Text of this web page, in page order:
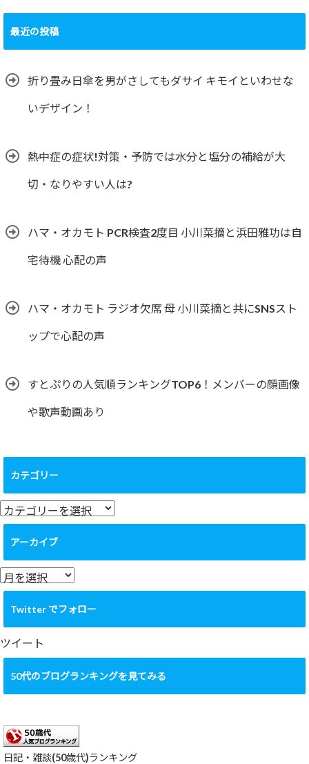
最近の投稿
折り畳み日傘を男がさしてもダサイ キモイといわせな
いデザイン！
熱中症の症状!対策・予防では水分と塩分の補給が大
切・なりやすい人は?
ハマ・オカモト PCR検査2度目 小川菜摘と浜田雅功は自
宅待機 心配の声
ハマ・オカモト ラジオ欠席 母 小川菜摘と共にSNSスト
ップで心配の声
すとぷりの人気順ランキングTOP6！メンバーの顔画像
や歌声動画あり
カテゴリー
カ
テ
リ
ー
アーカイブ
ア
ー
イ
ブ
Twitter でフォロー
ツイート
50代のブログランキングを見てみる
日記・雑談(50歳代)ランキング